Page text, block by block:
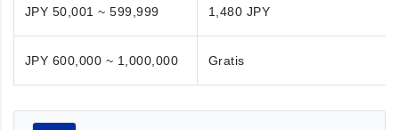
JPY 50,001 ~ 599,999 1,480 JPY
JPY 600,000 ~ 1,000,000 Gratis